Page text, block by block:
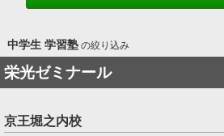
中学生 学習塾の絞り込み
栄光ゼミナール
京王堀之内校